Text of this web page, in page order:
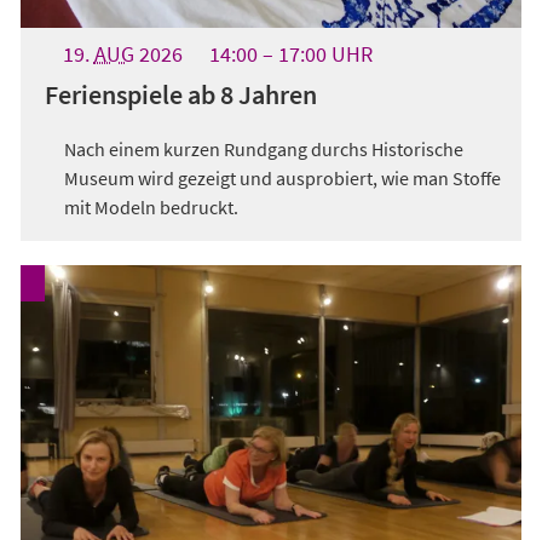
19.AUG 2026 14:00 17:00UHR
Ferienspiele ab 8 Jahren
Nach einem kurzen Rundgang durchs Historische
Museum wird gezeigt und ausprobiert, wie man Stoffe
mit Modeln bedruckt.